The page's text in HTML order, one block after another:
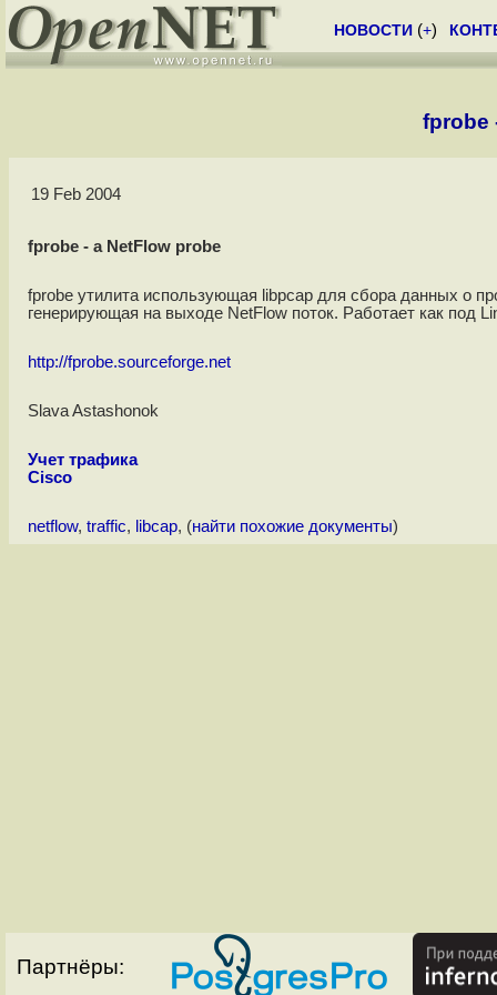
НОВОСТИ (+)
fprobe
19 Feb 2004
fprobe - a NetFlow probe
fprobe утилита использующая libpcap для сбора данных о
генерирующая на выходе NetFlow поток. Работает как под
http://fprobe.sourceforge.net
Slava Astashonok
Учет трафика
Cisco
netflow, traffic, libcap, (найти похожие документы)
Партнёры: